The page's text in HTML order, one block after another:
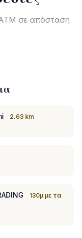
σε απόσταση
2.63 km
130μ με τα